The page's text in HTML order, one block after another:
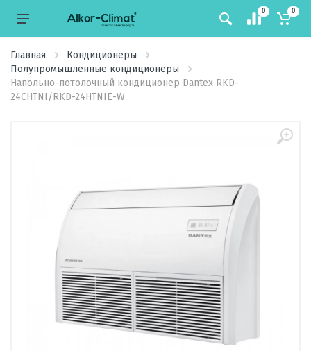
0 0
Главная
Кондиционеры
Полупромышленные кондиционеры
Напольно-потолочный кондиционер Dantex RKD-
24CHTNI/RKD-24HTNIE-W